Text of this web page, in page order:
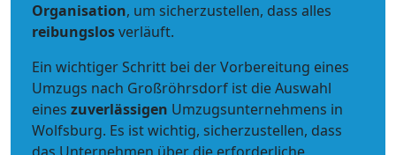
Organisation, um sicherzustellen, dass alles
reibungslosverläuft.
Ein wichtiger Schritt bei der Vorbereitung eines
Umzugs nach Großröhrsdorf ist die Auswahl
eines zuverlässigen Umzugsunternehmens in
Wolfsburg. Es ist wichtig, sicherzustellen, dass